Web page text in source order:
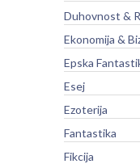
Duhovnost &
Ekonomija &
Epska
Esej
Ezoterija
Fantastika
Fikcija